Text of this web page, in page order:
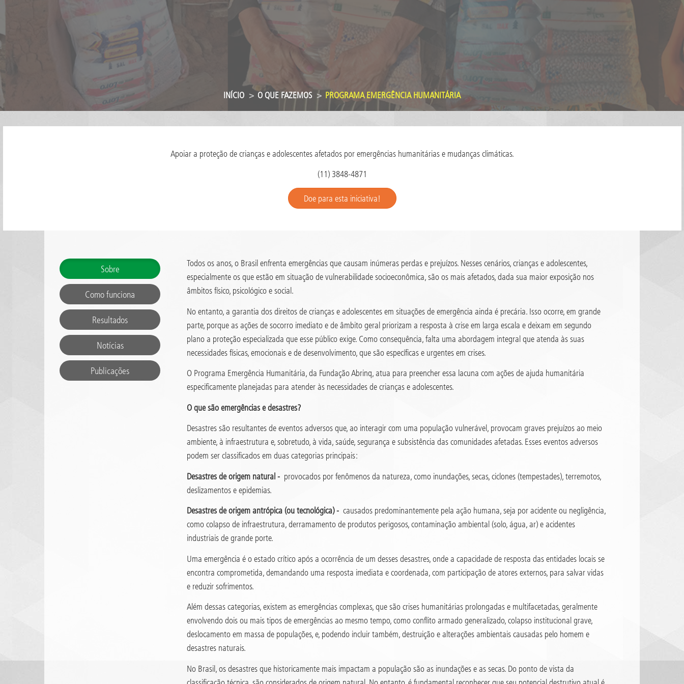
INÍCIO O QUE FAZEMOS PROGRAMA EMERGÊNCIA HUMANITÁRIA
Apoiar a proteção de crianças e adolescentes afetados por emergências humanitárias e mudanças climáticas.
(11) 3848-4871
Doe para esta iniciativa!
Sobre
Como funciona
Resultados
Notícias
Publicações
Todos os anos, o Brasil enfrenta emergências que causam inúmeras perdas e prejuízos. Nesses cenários, crianças e adolescentes,
especialmente os que estão em situação de vulnerabilidade socioeconômica, são os mais afetados, dada sua maior exposição nos
âmbitos físico, psicológico e social.
No entanto, a garantia dos direitos de crianças e adolescentes em situações de emergência ainda é precária. Isso ocorre, em grande
parte, porque as ações de socorro imediato e de âmbito geral priorizam a resposta à crise em larga escala e deixam em segundo
plano a proteção especializada que esse público exige. Como consequência, falta uma abordagem integral que atenda às suas
necessidades físicas, emocionais e de desenvolvimento, que são específicas e urgentes em crises.
O Programa Emergência Humanitária, da Fundação Abrinq, atua para preencher essa lacuna com ações de ajuda humanitária
especificamente planejadas para atender às necessidades de crianças e adolescentes.
O que são emergências e desastres?
Desastres são resultantes de eventos adversos que, ao interagir com uma população vulnerável, provocam graves prejuízos ao meio
ambiente, à infraestrutura e, sobretudo, à vida, saúde, segurança e subsistência das comunidades afetadas. Esses eventos adversos
podem ser classificados em duas categorias principais:
Desastres de origem natural - provocados por fenômenos da natureza, como inundações, secas, ciclones (tempestades), terremotos,
deslizamentos e epidemias.
Desastres de origem antrópica (ou tecnológica) - causados predominantemente pela ação humana, seja por acidente ou negligência,
como colapso de infraestrutura, derramamento de produtos perigosos, contaminação ambiental (solo, água, ar) e acidentes
industriais de grande porte.
Uma emergência é o estado crítico após a ocorrência de um desses desastres, onde a capacidade de resposta das entidades locais se
encontra comprometida, demandando uma resposta imediata e coordenada, com participação de atores externos, para salvar vidas
e reduzir sofrimentos.
Além dessas categorias, existem as emergências complexas, que são crises humanitárias prolongadas e multifacetadas, geralmente
envolvendo dois ou mais tipos de emergências ao mesmo tempo, como conflito armado generalizado, colapso institucional grave,
deslocamento em massa de populações, e, podendo incluir também, destruição e alterações ambientais causadas pelo homem e
desastres naturais.
No Brasil, os desastres que historicamente mais impactam a população são as inundações e as secas. Do ponto de vista da